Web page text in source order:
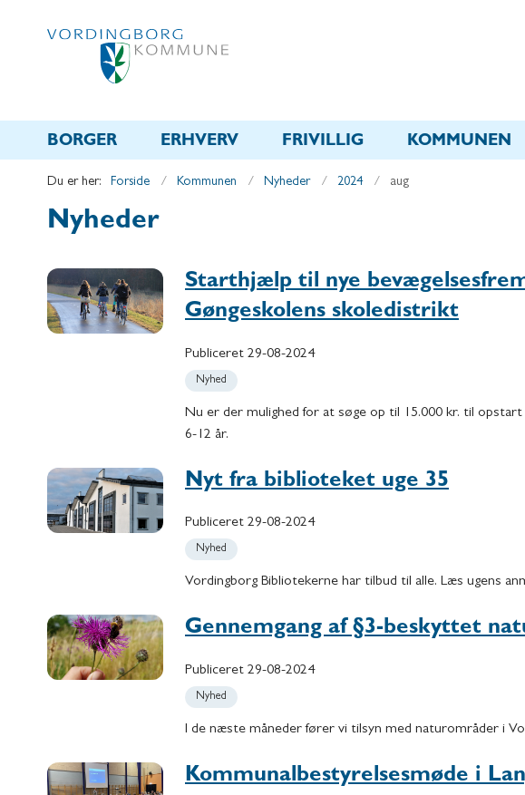
BORGER ERHVERV FRIVILLIG KOMMUNEN
Du er her: Forside Kommunen Nyheder 2024 aug
Nyheder
Starthjælp til nye
Gøngeskolens skoledistrikt
Publiceret 29-08-2024
Nyhed
Nu er der mulighed for at søge op til 15.000 kr. til
6-12 år.
Nyt fra biblioteket uge 35
Publiceret 29-08-2024
Nyhed
Vordingborg Bibliotekerne har tilbud til alle. Læs ugens
Gennemgang af §3-beskyttet
Publiceret 29-08-2024
Nyhed
I de næste måneder fører vi tilsyn med naturområder i
Kommunalbestyrelsesmøde i